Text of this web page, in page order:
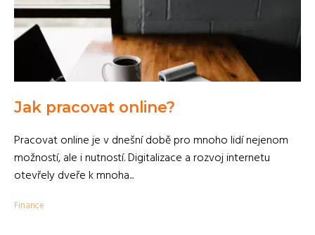
Jak pracovat online?
Pracovat online je v dnešní době pro mnoho lidí nejenom
možností, ale i nutností. Digitalizace a rozvoj internetu
otevřely dveře k mnoha...
Finance